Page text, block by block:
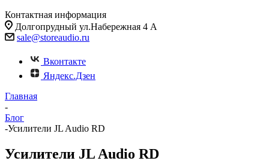
Контактная информация
Долгопрудный ул.Набережная 4 А
sale@storeaudio.ru
Вконтакте
Яндекс.Дзен
Главная
-
Блог
-Усилители JL Audio RD
Усилители JL Audio RD